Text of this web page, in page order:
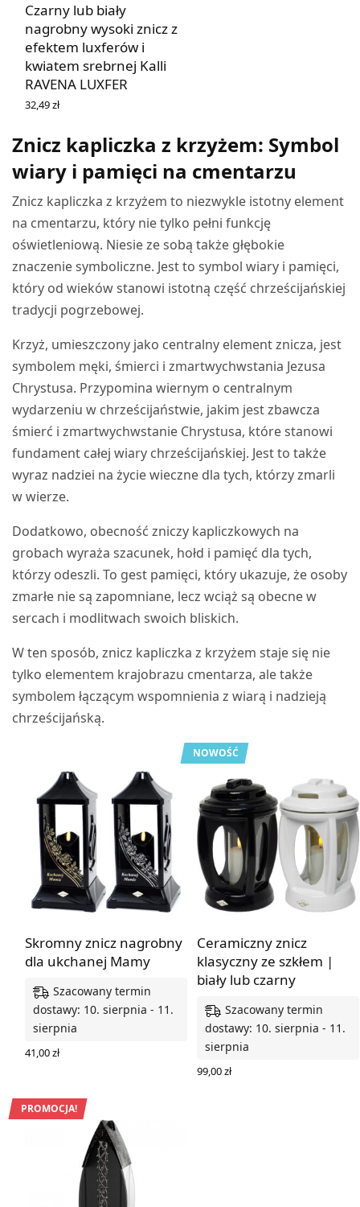
Czarny lub biały
nagrobny wysoki znicz z
efektem luxferów i
kwiatem srebrnej Kalli
RAVENA LUXFER
32,49zł
Znicz kapliczka z krzyżem: Symbol
wiary i pamięci na cmentarzu
Znicz kapliczka z krzyżem to niezwykle istotny element
na cmentarzu, który nie tylko pełni funkcję
oświetleniową. Niesie ze sobą także głębokie
znaczenie symboliczne. Jest to symbol wiary i pamięci,
który od wieków stanowi istotną część chrześcijańskiej
tradycji pogrzebowej.
Krzyż, umieszczony jako centralny element znicza, jest
symbolem męki, śmierci i zmartwychwstania Jezusa
Chrystusa. Przypomina wiernym o centralnym
wydarzeniu w chrześcijaństwie, jakim jest zbawcza
śmierć i zmartwychwstanie Chrystusa, które stanowi
fundament całej wiary chrześcijańskiej. Jest to także
wyraz nadziei na życie wieczne dla tych, którzy zmarli
w wierze.
Dodatkowo, obecność zniczy kapliczkowych na
grobach wyraża szacunek, hołd i pamięć dla tych,
którzy odeszli. To gest pamięci, który ukazuje, że osoby
zmarłe nie są zapomniane, lecz wciąż są obecne w
sercach i modlitwach swoich bliskich.
W ten sposób, znicz kapliczka z krzyżem staje się nie
tylko elementem krajobrazu cmentarza, ale także
symbolem łączącym wspomnienia z wiarą i nadzieją
chrześcijańską.
Skromny znicz nagrobny
dla ukchanej Mamy
Szacowany termin
dostawy: 10. sierpnia - 11.
sierpnia
41,00zł
NOWOŚĆ
Ceramiczny znicz
klasyczny ze szkłem |
biały lub czarny
Szacowany termin
dostawy: 10. sierpnia - 11.
sierpnia
99,00zł
PROMOCJA!